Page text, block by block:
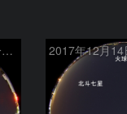
2017年12月16日04時33分の火球